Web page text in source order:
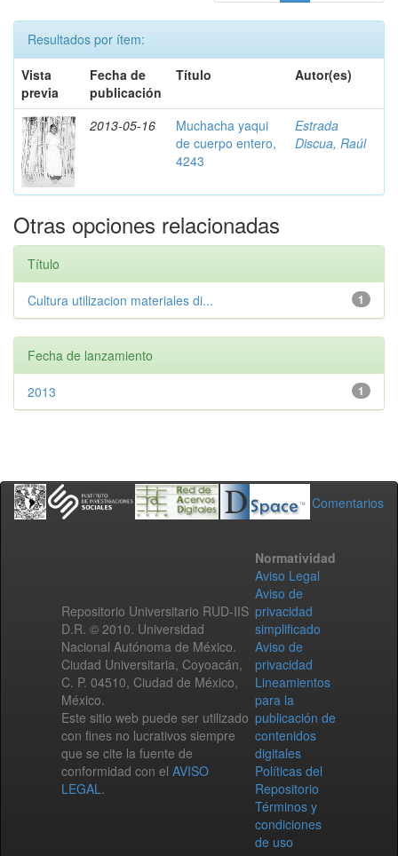
Resultados por ítem:
Vista
previa
Fecha de
publicación
Título Autor(es)
2013-05-16
Muchacha yaqui
de cuerpo entero,
4243
Estrada
Discua, Raúl
Otras opciones relacionadas
Título
1
Cultura utilizacion materiales di...
Fecha de lanzamiento
1
2013
Comentarios
Repositorio Universitario RUD-IIS
D.R. © 2010. Universidad
Nacional Autónoma de México.
Ciudad Universitaria, Coyoacán,
C. P. 04510, Ciudad de México,
México.
Este sitio web puede ser utilizado
con fines no lucrativos siempre
que se cite la fuente de
conformidad con el AVISO
LEGAL.
Normatividad
Aviso Legal
Aviso de
privacidad
simplificado
Aviso de
privacidad
Lineamientos
para la
publicación de
contenidos
digitales
Políticas del
Repositorio
Términos y
condiciones
de uso